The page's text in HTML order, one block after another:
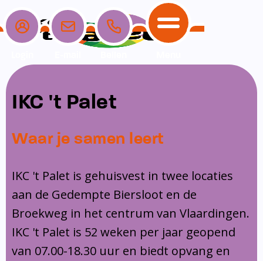
Home
School
Ons team
Schoolgids
Leerlingenzorg
Privacy
Vakanties en lesvrije dagen
Ouders
Ouders
Overblijf
Ouderraad
Medezeggenschapsraad
Klachtenregeling
Opvang
Opvang
Peuterspeelzaal
Buitenschoolse opvang
Communicatie
Communicatie
Contact
IKC 't Palet
Waar je samen leert
IKC 't Palet is gehuisvest in twee locaties
aan de Gedempte Biersloot en de
Broekweg in het centrum van Vlaardingen.
IKC 't Palet is 52 weken per jaar geopend
van 07.00-18.30 uur en biedt opvang en